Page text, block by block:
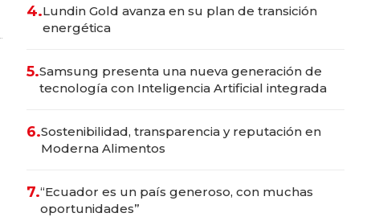
4.Lundin Gold avanza en su plan de transición
energética
5.Samsung presenta una nueva generación de
tecnología con Inteligencia Artificial integrada
6.Sostenibilidad, transparencia y reputación en
Moderna Alimentos
7.“Ecuador es un país generoso, con muchas
oportunidades”